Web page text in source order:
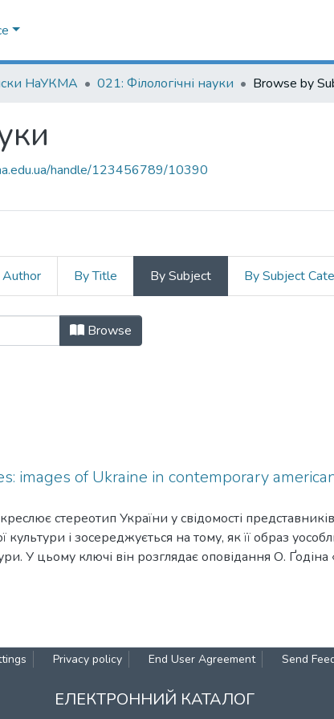
НаУКМА 021: Філологічні науки Browse by
handle/123456789/10390
Author By Title By Subject By Subject
by Subject "Ukraine"
Browse
images of Ukraine in contemporary
стереотип України у свідомості
культури і зосереджується на тому, як її образ
У цьому ключі він розглядає оповідання О. Ґодіна
Comes to America»), 1934 p., ma Б. Росенблатта
він не має можливості порівнювати втілення образу
Privacy policy End User Agreement Send
ЕЛЕКТРОННИЙ КАТАЛОГ